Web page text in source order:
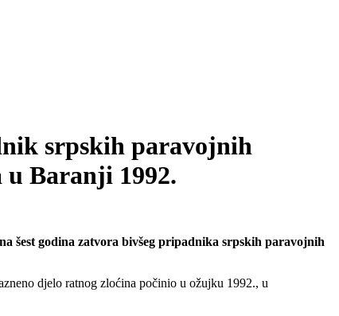
srpskih paravojnih
Baranji 1992.
šest godina zatvora bivšeg pripadnika srpskih paravojnih
djelo ratnog zloćina počinio u ožujku 1992., u